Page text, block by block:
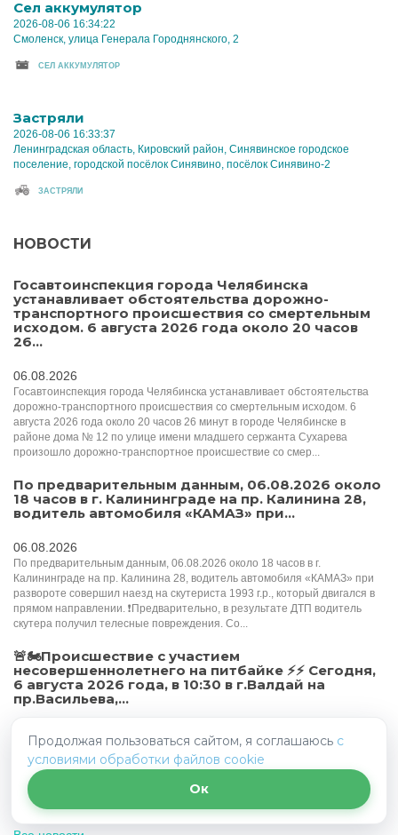
Cел аккумулятор
2026-08-06 16:34:22
Смоленск, улица Генерала Городнянского, 2
CЕЛ АККУМУЛЯТОР
Застряли
2026-08-06 16:33:37
Ленинградская область, Кировский район, Синявинское городское
поселение, городской посёлок Синявино, посёлок Синявино-2
ЗАСТРЯЛИ
НОВОСТИ
Госавтоинспекция города Челябинска
устанавливает обстоятельства дорожно-
транспортного происшествия со смертельным
исходом. 6 августа 2026 года около 20 часов
26...
06.08.2026
Госавтоинспекция города Челябинска устанавливает обстоятельства
дорожно-транспортного происшествия со смертельным исходом. 6
августа 2026 года около 20 часов 26 минут в городе Челябинске в
районе дома № 12 по улице имени младшего сержанта Сухарева
произошло дорожно-транспортное происшествие со смер...
По предварительным данным, 06.08.2026 около
18 часов в г. Калининграде на пр. Калинина 28,
водитель автомобиля «КАМАЗ» при...
06.08.2026
По предварительным данным, 06.08.2026 около 18 часов в г.
Калининграде на пр. Калинина 28, водитель автомобиля «КАМАЗ» при
развороте совершил наезд на скутериста 1993 г.р., который двигался в
прямом направлении. ❗️Предварительно, в результате ДТП водитель
скутера получил телесные повреждения. Со...
🚨🏍Происшествие с участием
несовершеннолетнего на питбайке ⚡️⚡️️ Сегодня,
6 августа 2026 года, в 10:30 в г.Валдай на
пр.Васильева,...
06.08.2026
🚨🏍Происшествие с участием несовершеннолетнего на питбайке ⚡️⚡️️
Сегодня, 6 августа 2026 года, в 10:30 в г.Валдай на пр.Васильева, у дома
10, 14-летний подросток, управляя питбайком "Motoland XR 250", при
проезде перекрестка на запрещающий сигнал светофора совершил
столкновение с а/м «Honda Step...
Продолжая пользоваться сайтом, я соглашаюсь с
условиями обработки файлов cookie
Ок